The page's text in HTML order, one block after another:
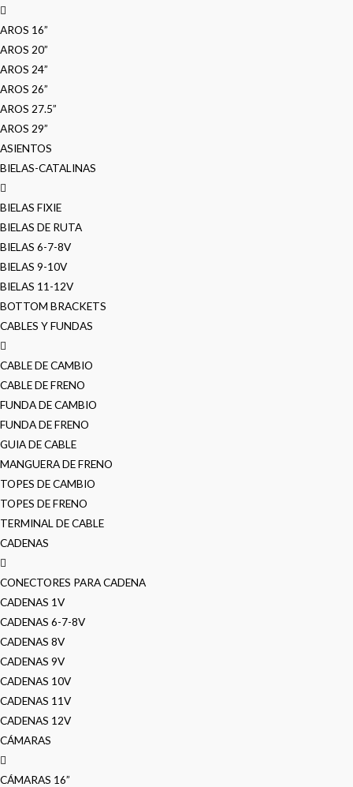
AROS 16”
AROS 20”
AROS 24”
AROS 26”
AROS 27.5”
AROS 29”
ASIENTOS
BIELAS-CATALINAS
BIELAS FIXIE
BIELAS DE RUTA
BIELAS 6-7-8V
BIELAS 9-10V
BIELAS 11-12V
BOTTOM BRACKETS
CABLES Y FUNDAS
CABLE DE CAMBIO
CABLE DE FRENO
FUNDA DE CAMBIO
FUNDA DE FRENO
GUIA DE CABLE
MANGUERA DE FRENO
TOPES DE CAMBIO
TOPES DE FRENO
TERMINAL DE CABLE
CADENAS
CONECTORES PARA CADENA
CADENAS 1V
CADENAS 6-7-8V
CADENAS 8V
CADENAS 9V
CADENAS 10V
CADENAS 11V
CADENAS 12V
CÁMARAS
CÁMARAS 16”